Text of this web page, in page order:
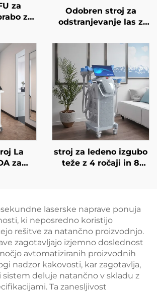
za
z
in
Odobren stroj za
odstranjevanje las z
MDR, MDSAP, 600 W,
1200 W, 1800 W, 3000
W, 4 v 1 z zamenljivimi
glavami, valovne
dolžine 755 nm, 808
nm, 940 nm, 1064 nm
La
za
teže
stroj za ledeno izgubo
teže z 4 ročaji in 8
krioterapija za izgubo
teže in lepotne
namene
laserske naprave ponuja
ki neposredno koristijo
rešitve za natančno proizvodnjo.
zagotavljajo izjemno doslednost
avtomatiziranih proizvodnih
nadzor kakovosti, kar zagotavlja,
sistem deluje natančno v skladu z
Ta zanesljivost